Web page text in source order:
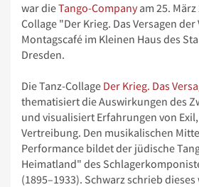
war dieTango-Companyam 25. März
Collage "Der Krieg. Das Versagen
Montagscafé im Kleinen Haus des
Dresden.
Die Tanz-Collage Der Krieg. Das
thematisiert die Auswirkungen des
und visualisiert Erfahrungen von
Vertreibung. Den musikalischen
Performance bildet der jüdische
Heimatland" des
(1895–1933). Schwarz schrieb